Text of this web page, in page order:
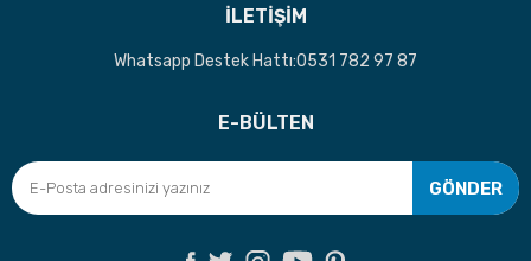
İLETİŞİM
Whatsapp Destek Hattı:0531 782 97 87
E-BÜLTEN
GÖNDER